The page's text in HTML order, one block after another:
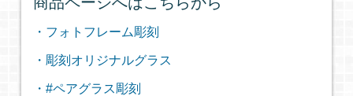
・フォトフレーム彫刻
・彫刻オリジナルグラス
・#ペアグラス彫刻